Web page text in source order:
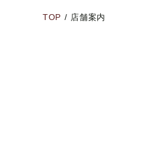
TOP / 店舗案内